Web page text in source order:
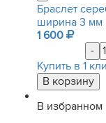
Браслет
ширина 3 мм
1 600
-
Купить в 1
В избранном